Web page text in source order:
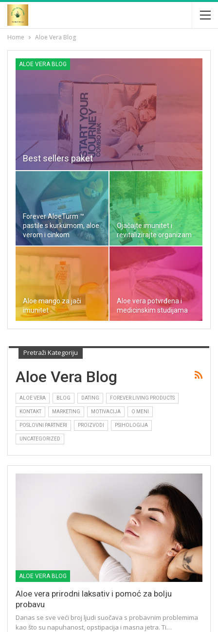
Home Aloe Vera Blog
ALOE VERA BLOG
Best sellers paket
Forever AloeTurm ™
pastile s kurkumom, aloe
verom i cinkom
Ojačajte imunitet i
revitalizirajte organizam
Aloe mango za jači
imunitet
Aloe vera potvrđena i
medicinskim studijama
Pretraži Kategoriju
Aloe Vera Blog
ALOE VERA BLOG DATING FOREVER LIVING PRODUCTS
KONTAKT MARKETING MOTIVACIJA O MENI
POSLOVNI PARTNERI PROIZVODI PSIHOLOGIJA
UNCATEGORIZED
ALOE VERA BLOG
Aloe vera prirodni laksativ i pomoć za bolju
probavu
Danas se sve veći broj ljudi suočava s probavnim problemima
kao što su napuhanost, opstipacija i masna jetra. Ti…